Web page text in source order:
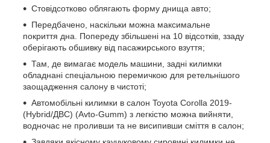
Стовідсотково облягають форму днища авто;
Передбачено, наскільки можна максимальне
покриття дна. Попереду збільшені на 10 відсотків, ззаду
оберігають обшивку від пасажирського взуття;
Там, де вимагає модель машини, задні килимки
обладнані спеціальною перемичкою для ретельнішого
заощадження салону в чистоті;
Автомобільні килимки в салон Toyota Corolla 2019-
(Hybrid/ДВС) (Avto-Gumm) з легкістю можна вийняти,
водночас не проливши та не висипивши сміття в салон;